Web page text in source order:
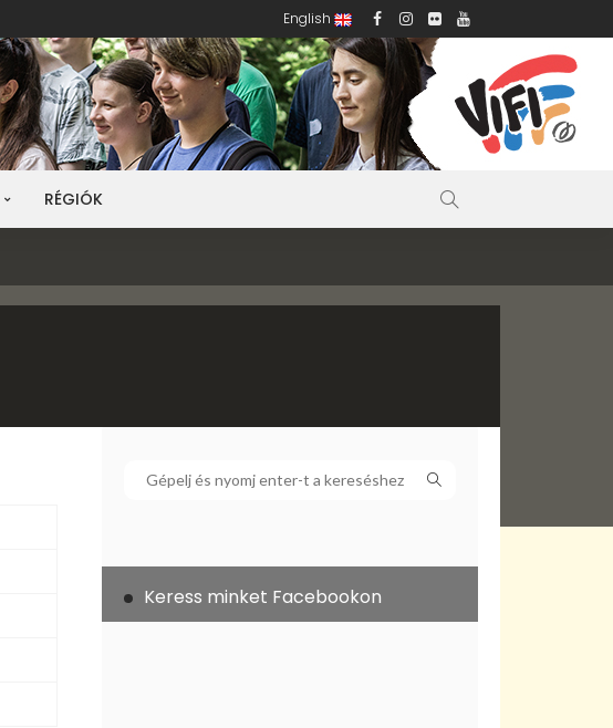
English
RÉGIÓK
Keress minket Facebookon